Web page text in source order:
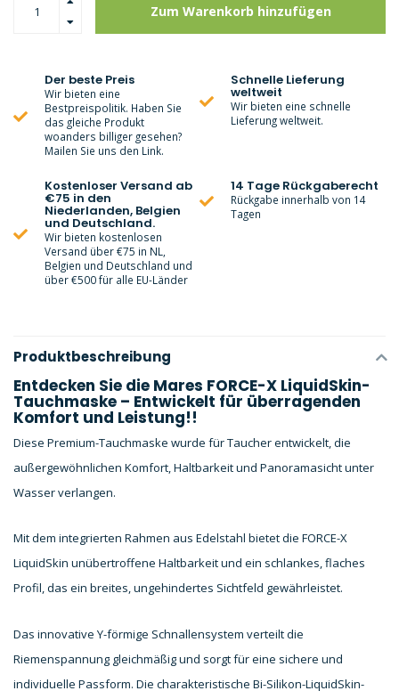
Zum Warenkorb hinzufügen
Der beste Preis
Wir bieten eine
Bestpreispolitik. Haben Sie
das gleiche Produkt
woanders billiger gesehen?
Mailen Sie uns den Link.
Schnelle Lieferung
weltweit
Wir bieten eine schnelle
Lieferung weltweit.
Kostenloser Versand ab
€75 in den
Niederlanden, Belgien
und Deutschland.
Wir bieten kostenlosen
Versand über €75 in NL,
Belgien und Deutschland und
über €500 für alle EU-Länder
14 Tage Rückgaberecht
Rückgabe innerhalb von 14
Tagen
Produktbeschreibung
Entdecken Sie die Mares FORCE-X LiquidSkin-
Tauchmaske – Entwickelt für überragenden
Komfort und Leistung!!
Diese Premium-Tauchmaske wurde für Taucher entwickelt, die
außergewöhnlichen Komfort, Haltbarkeit und Panoramasicht unter
Wasser verlangen.
Mit dem integrierten Rahmen aus Edelstahl bietet die FORCE-X
LiquidSkin unübertroffene Haltbarkeit und ein schlankes, flaches
Profil, das ein breites, ungehindertes Sichtfeld gewährleistet.
Das innovative Y-förmige Schnallensystem verteilt die
Riemenspannung gleichmäßig und sorgt für eine sichere und
individuelle Passform. Die charakteristische Bi-Silikon-LiquidSkin-